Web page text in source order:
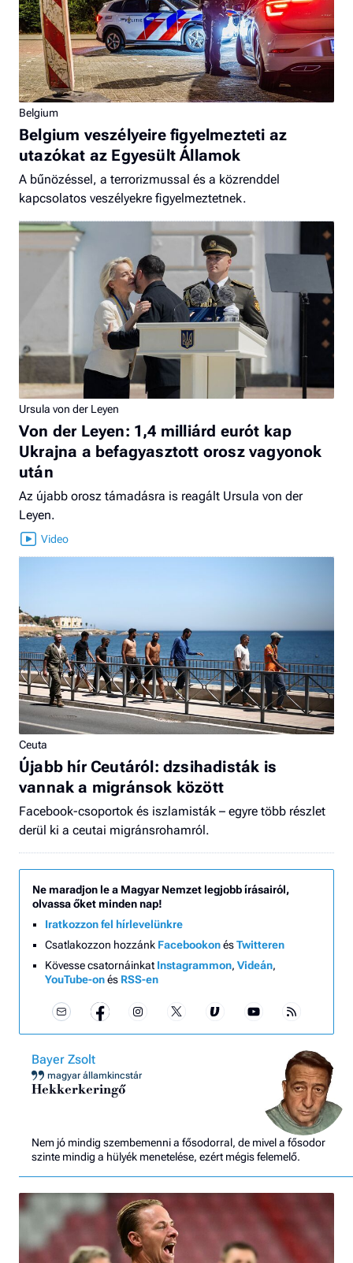
Belgium
Belgium veszélyeire figyelmezteti az
utazókat az Egyesült Államok
A bűnözéssel, a terrorizmussal és a közrenddel
kapcsolatos veszélyekre figyelmeztetnek.
Ursula von der Leyen
Von der Leyen: 1,4 milliárd eurót kap
Ukrajna a befagyasztott orosz vagyonok
után
Az újabb orosz támadásra is reagált Ursula von der
Leyen.
Ceuta
Újabb hír Ceutáról: dzsihadisták is
vannak a migránsok között
Facebook-csoportok és iszlamisták – egyre több részlet
derül ki a ceutai migránsrohamról.
Ne maradjon le a Magyar Nemzet legjobb írásairól,
olvassa őket minden nap!
Iratkozzon fel hírlevelünkre
Csatlakozzon hozzánk FacebookonésTwitteren
Kövesse csatornáinkat Instagrammon, Videán,
YouTube-onés RSS-en
Bayer Zsolt
magyar államkincstár
Hekkerkeringő
Nem jó mindig szembemenni a fősodorral, de mivel a fősodor
szinte mindig a hülyék menetelése, ezért mégis felemelő.